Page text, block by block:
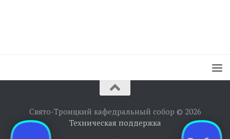
Свято-Троицкий кафедральный собор © 2026
Техническая поддержка